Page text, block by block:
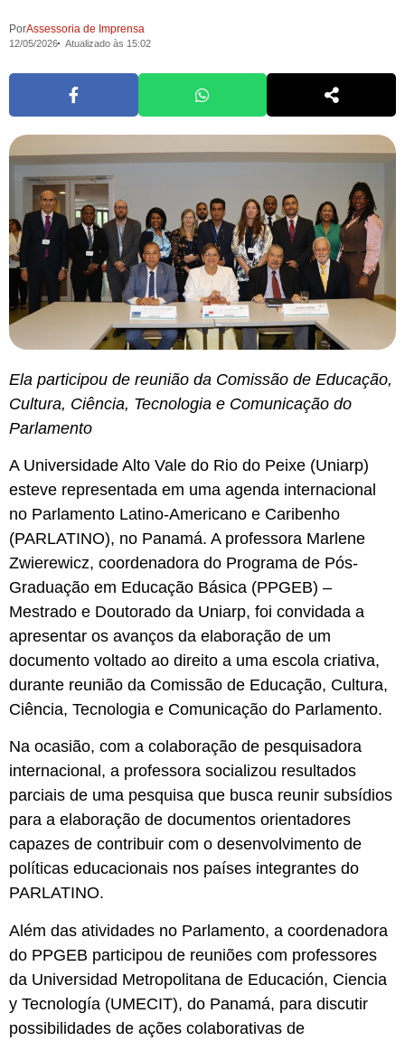
PorAssessoria de Imprensa
12/05/2026 Atualizado às 15:02
Ela participou de reunião da Comissão de Educação,
Cultura, Ciência, Tecnologia e Comunicação do
Parlamento
A Universidade Alto Vale do Rio do Peixe (Uniarp)
esteve representada em uma agenda internacional
no Parlamento Latino-Americano e Caribenho
(PARLATINO), no Panamá. A professora Marlene
Zwierewicz, coordenadora do Programa de Pós-
Graduação em Educação Básica (PPGEB) –
Mestrado e Doutorado da Uniarp, foi convidada a
apresentar os avanços da elaboração de um
documento voltado ao direito a uma escola criativa,
durante reunião da Comissão de Educação, Cultura,
Ciência, Tecnologia e Comunicação do Parlamento.
Na ocasião, com a colaboração de pesquisadora
internacional, a professora socializou resultados
parciais de uma pesquisa que busca reunir subsídios
para a elaboração de documentos orientadores
capazes de contribuir com o desenvolvimento de
políticas educacionais nos países integrantes do
PARLATINO.
Além das atividades no Parlamento, a coordenadora
do PPGEB participou de reuniões com professores
da Universidad Metropolitana de Educación, Ciencia
y Tecnología (UMECIT), do Panamá, para discutir
possibilidades de ações colaborativas de